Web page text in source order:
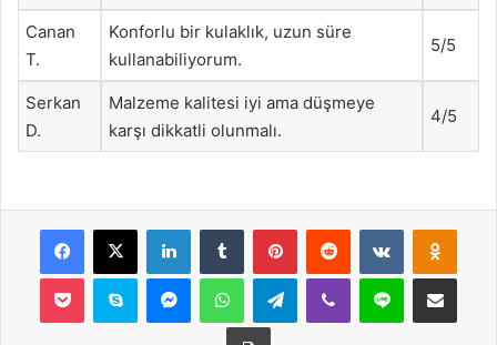
Canan
T.
Konforlu bir kulaklık, uzun süre
kullanabiliyorum.
5/5
Serkan
D.
Malzeme kalitesi iyi ama düşmeye
karşı dikkatli olunmalı.
4/5
Facebook
X LinkedInTumblr PinterestReddit VKontakte
Pocket Skype MessengerWhatsAppTelegramViber Line E-Posta ile
Yazdır